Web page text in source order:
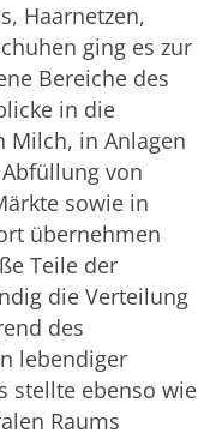
Haarnetzen,
ging es zur
Bereiche des
in die
Milch, in Anlagen
von
sowie in
übernehmen
Teile der
die Verteilung
des
lebendiger
stellte ebenso wie
Raums